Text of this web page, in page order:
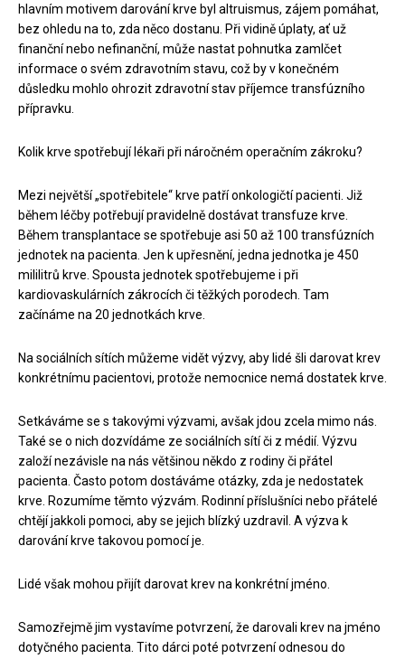
hlavním motivem darování krve byl altruismus, zájem pomáhat,
bez ohledu na to, zda něco dostanu. Při vidině úplaty, ať už
finanční nebo nefinanční, může nastat pohnutka zamlčet
informace o svém zdravotním stavu, což by v konečném
důsledku mohlo ohrozit zdravotní stav příjemce transfúzního
přípravku.
Kolik krve spotřebují lékaři při náročném operačním zákroku?
Mezi největší „spotřebitele“ krve patří onkologičtí pacienti. Již
během léčby potřebují pravidelně dostávat transfuze krve.
Během transplantace se spotřebuje asi 50 až 100 transfúzních
jednotek na pacienta. Jen k upřesnění, jedna jednotka je 450
mililitrů krve. Spousta jednotek spotřebujeme i při
kardiovaskulárních zákrocích či těžkých porodech. Tam
začínáme na 20 jednotkách krve.
Na sociálních sítích můžeme vidět výzvy, aby lidé šli darovat krev
konkrétnímu pacientovi, protože nemocnice nemá dostatek krve.
Setkáváme se s takovými výzvami, avšak jdou zcela mimo nás.
Také se o nich dozvídáme ze sociálních sítí či z médií. Výzvu
založí nezávisle na nás většinou někdo z rodiny či přátel
pacienta. Často potom dostáváme otázky, zda je nedostatek
krve. Rozumíme těmto výzvám. Rodinní příslušníci nebo přátelé
chtějí jakkoli pomoci, aby se jejich blízký uzdravil. A výzva k
darování krve takovou pomocí je.
Lidé však mohou přijít darovat krev na konkrétní jméno.
Samozřejmě jim vystavíme potvrzení, že darovali krev na jméno
dotyčného pacienta. Tito dárci poté potvrzení odnesou do